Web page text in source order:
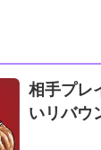
相手プレ
いリバウ